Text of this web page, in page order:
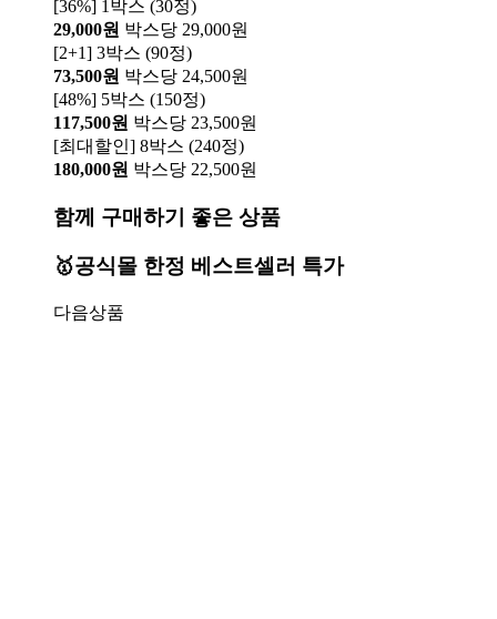
[36%] 1박스 (30정)
29,000원 박스당 29,000원
[2+1] 3박스 (90정)
73,500원 박스당 24,500원
[48%] 5박스 (150정)
117,500원 박스당 23,500원
[최대할인] 8박스 (240정)
180,000원 박스당 22,500원
함께 구매하기 좋은 상품
🥇공식몰 한정 베스트셀러 특가
다음상품